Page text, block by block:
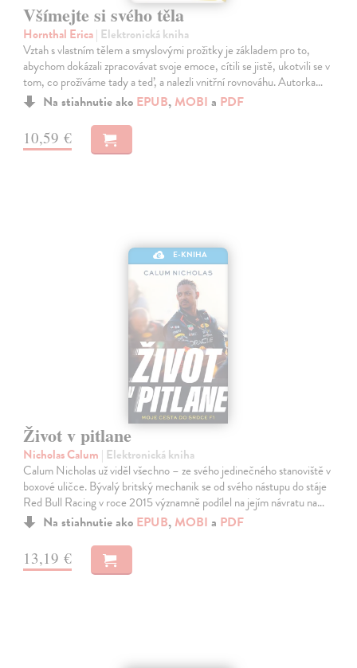
Všímejte si svého těla
Hornthal Erica| Elektronická kniha
Vztah s vlastním tělem a smyslovými prožitky je základem pro to,
abychom dokázali zpracovávat svoje emoce, cítili se jistě, ukotvili se v
tom, co prožíváme tady a teď, a nalezli vnitřní rovnováhu. Autorka…
Na stiahnutie ako EPUB, MOBI a PDF
10,59 €
E-KNIHA
Život v pitlane
Nicholas Calum | Elektronická kniha
Calum Nicholas už viděl všechno – ze svého jedinečného stanoviště v
boxové uličce. Bývalý britský mechanik se od svého nástupu do stáje
Red Bull Racing v roce 2015 významně podílel na jejím návratu na…
Na stiahnutie ako EPUB, MOBI a PDF
13,19 €